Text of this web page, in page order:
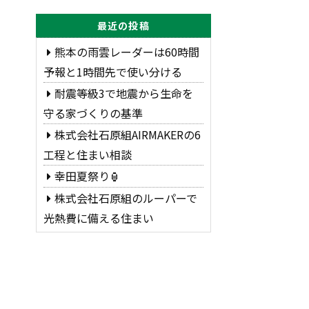
最近の投稿
熊本の雨雲レーダーは60時間
予報と1時間先で使い分ける
耐震等級3で地震から生命を
守る家づくりの基準
株式会社石原組AIRMAKERの6
工程と住まい相談
幸田夏祭り🏮
株式会社石原組のルーパーで
光熱費に備える住まい